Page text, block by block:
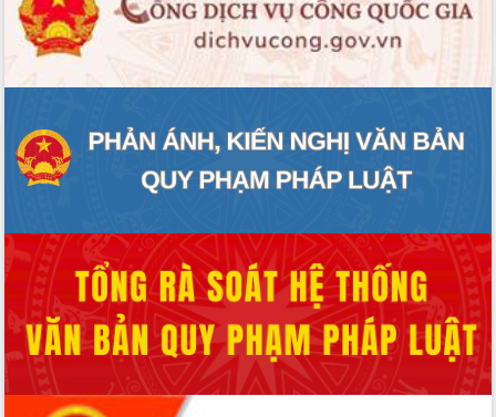
Quyết liệt tháo gỡ vướng mắc, đẩy
nhanh tiến độ các dự án trọng điểm
trong Khu kinh tế Nam Phú Yên
Hòn Yến phát triển du lịch gắn với bảo
Lấy ý kiến điều chỉnh Quy hoạch tỉnh
Đắk Lắk thời kỳ 2021-2030, tầm nhìn
đến năm 2050
giải phóng mặt bằng Tuyến đường bộ
ven biển
Đắk Lắk nỗ lực thúc đẩy tăng trưởng
kinh tế từ 10% trở lên trong Quý
II/2026
Đắk Lắk ký kết thỏa thuận hợp tác về
chuyển đổi số giai đoạn 2026 – 2030
với Tập đoàn Bưu chính Viễn thông